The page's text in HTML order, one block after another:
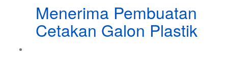
Menerima Pembuatan
Cetakan Galon Plastik